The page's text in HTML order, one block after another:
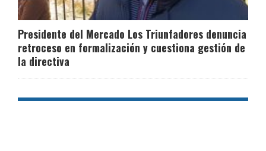
Presidente del Mercado Los Triunfadores denuncia
retroceso en formalización y cuestiona gestión de
la directiva